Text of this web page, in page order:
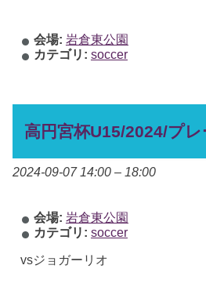
会場: 岩倉東公園
カテゴリ: soccer
高円宮杯U15/2024/プレ
2024-09-07 14:00 – 18:00
会場: 岩倉東公園
カテゴリ: soccer
vsジョガーリオ